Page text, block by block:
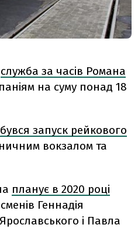
служба за часів Романа
на суму понад 18
запуск рейкового
вокзалом та
планує в 2020 році
Геннадія
і Павла